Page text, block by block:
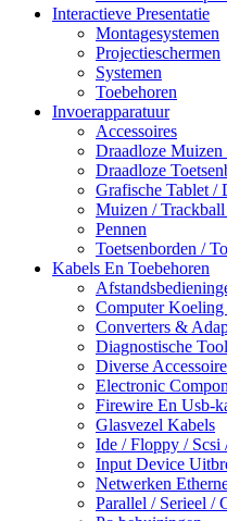
Interactieve Presentatie
Montagesystemen
Projectieschermen
Systemen
Toebehoren
Invoerapparatuur
Accessoires
Draadloze Muizen
Draadloze
Grafische Tablet /
Muizen / Trackball
Pennen
Toetsenborden /
Kabels En Toebehoren
Computer Koeling
Converters &
Diagnostische
Diverse
Electronic
Firewire En Usb-
Glasvezel Kabels
Ide / Floppy / Scsi
Input Device
Netwerken
Parallel / Serieel /